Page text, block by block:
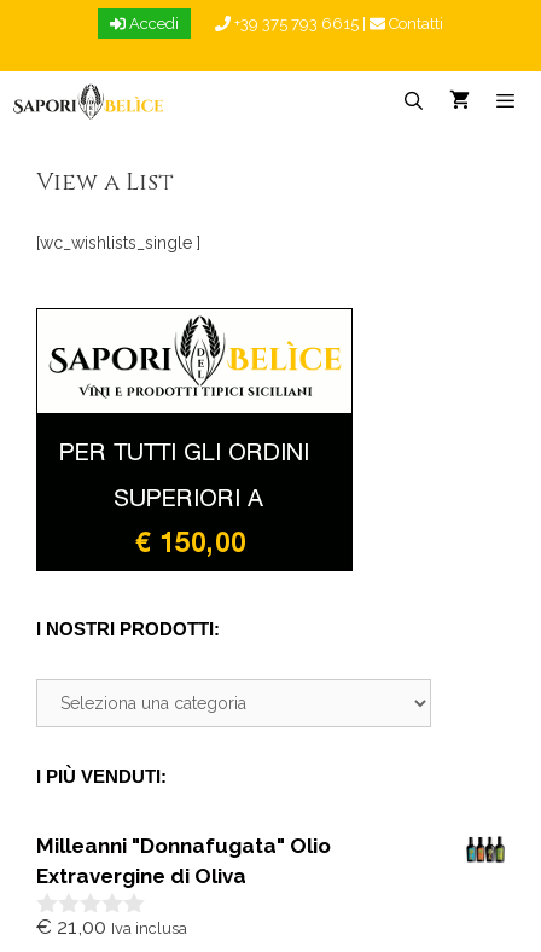
Accedi +39 375 793 6615 Contatti
View a List
[wc_wishlists_single ]
I NOSTRI PRODOTTI:
I PIÙ VENDUTI:
Milleanni "Donnafugata" Olio
Extravergine di Oliva
0
€ 21,00 Iva inclusa